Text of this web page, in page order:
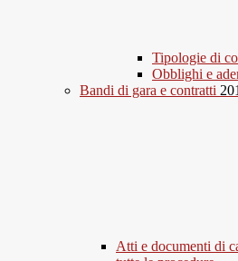
Tipologie di
Obblighi e
Bandi di gara e contratti 201
Atti e documenti di